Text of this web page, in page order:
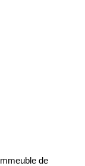
de